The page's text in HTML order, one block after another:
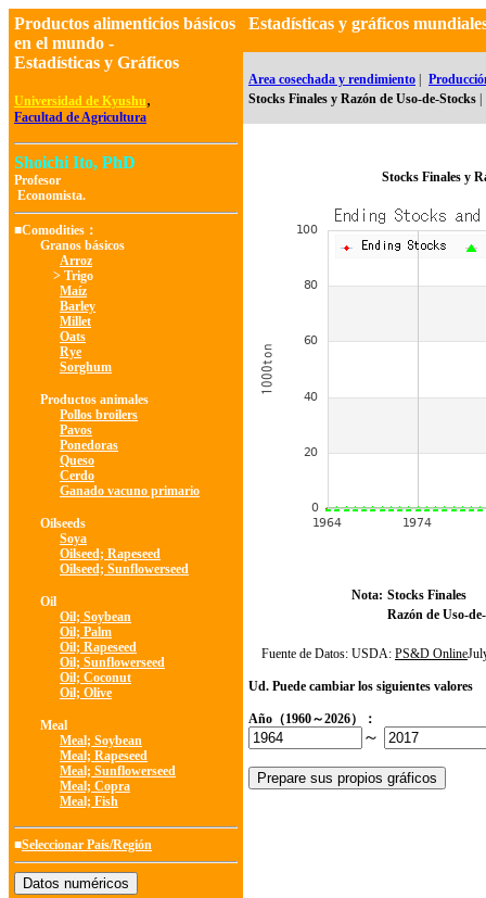
Productos alimenticios básicos
en el mundo -
Estadísticas y Gráficos
Universidad de Kyushu,
Facultad de Agricultura
Shoichi Ito, PhD
Profesor
Economista.
■Comodities：
Granos básicos
Arroz
> Trigo
Maíz
Barley
Millet
Oats
Rye
Sorghum
Productos animales
Pollos broilers
Pavos
Ponedoras
Queso
Cerdo
Ganado vacuno primario
Oilseeds
Soya
Oilseed; Rapeseed
Oilseed; Sunflowerseed
Oil
Oil; Soybean
Oil; Palm
Oil; Rapeseed
Oil; Sunflowerseed
Oil; Coconut
Oil; Olive
Meal
Meal; Soybean
Meal; Rapeseed
Meal; Sunflowerseed
Meal; Copra
Meal; Fish
■Seleccionar País/Región
Estadísticas y gráficos
Area cosechada y rendimiento
Stocks Finales y Razón de Uso-de-Stocks
Stocks Finales y
Nota: Stocks Finales
Razón de Uso-
Fuente de Datos: USDA: PS&D Online
Ud. Puede cambiar los siguientes valores
Año（1960～2026）：
～